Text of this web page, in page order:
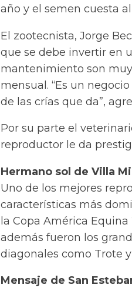
año y el semen cuesta
El zootecnista, Jorge
que se debe invertir en
mantenimiento son
mensual. “Es un
de las crías que da”,
Por su parte el
reproductor le da
Hermano sol de Villa
Uno de los mejores
características más
la Copa América
además fueron los
diagonales como Trote
Mensaje de San